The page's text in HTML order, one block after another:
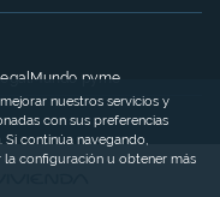
Mundo pyme
nuestros servicios y
con sus preferencias
Si continúa navegando,
la configuración u obtener más